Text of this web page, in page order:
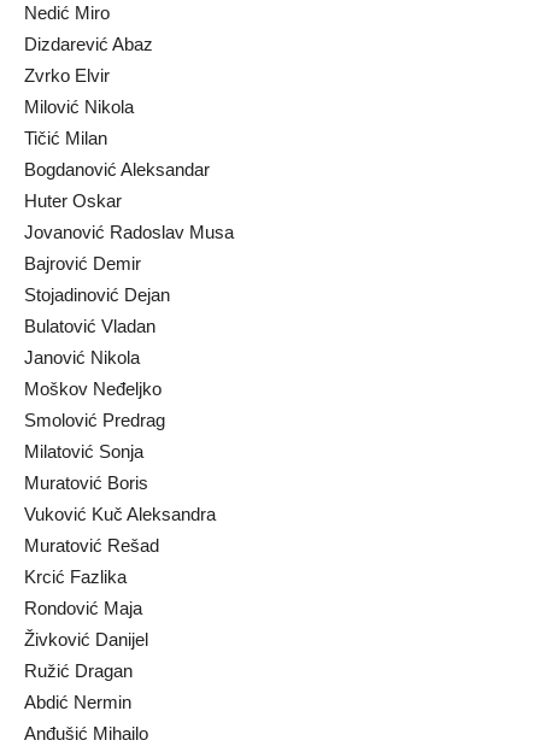
Nedić Miro
Dizdarević Abaz
Zvrko Elvir
Milović Nikola
Tičić Milan
Bogdanović Aleksandar
Huter Oskar
Jovanović Radoslav Musa
Bajrović Demir
Stojadinović Dejan
Bulatović Vladan
Janović Nikola
Moškov Neđeljko
Smolović Predrag
Milatović Sonja
Muratović Boris
Vuković Kuč Aleksandra
Muratović Rešad
Krcić Fazlika
Rondović Maja
Živković Danijel
Ružić Dragan
Abdić Nermin
Anđušić Mihailo